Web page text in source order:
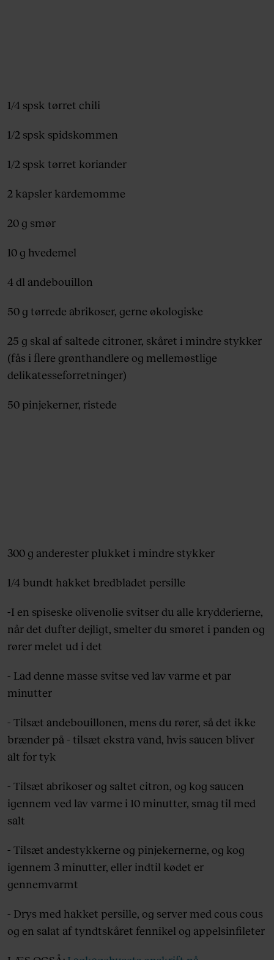
1/4 spsk tørret chili
1/2 spsk spidskommen
1/2 spsk tørret koriander
2 kapsler kardemomme
20 g smør
10 g hvedemel
4 dl andebouillon
50 g tørrede abrikoser, gerne økologiske
25 g skal af saltede citroner, skåret i mindre stykker
(fås i flere grønthandlere og mellemøstlige
delikatesseforretninger)
50 pinjekerner, ristede
300 g anderester plukket i mindre stykker
1/4 bundt hakket bredbladet persille
-I en spiseske olivenolie svitser du alle krydderierne,
når det dufter dejligt, smelter du smøret i panden og
rører melet ud i det
- Lad denne masse svitse ved lav varme et par
minutter
- Tilsæt andebouillonen, mens du rører, så det ikke
brænder på - tilsæt ekstra vand, hvis saucen bliver
alt for tyk
- Tilsæt abrikoser og saltet citron, og kog saucen
igennem ved lav varme i 10 minutter, smag til med
salt
- Tilsæt andestykkerne og pinjekernerne, og kog
igennem 3 minutter, eller indtil kødet er
gennemvarmt
- Drys med hakket persille, og server med cous cous
og en salat af tyndtskåret fennikel og appelsinfileter